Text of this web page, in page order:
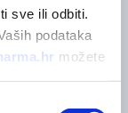
sve ili odbiti.
podataka
možete